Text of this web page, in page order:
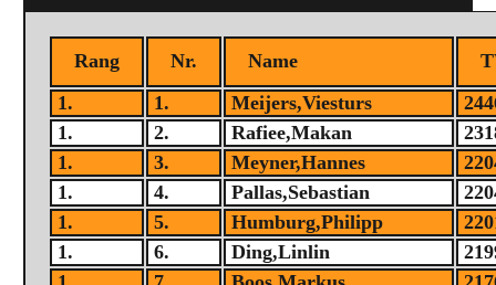
Rang Nr. Name
1.
1. Meijers,Viesturs
1.
2. Rafiee,Makan
1.
3. Meyner,Hannes
1.
4. Pallas,Sebastian
1.
5. Humburg,Philipp
1.
6. Ding,Linlin